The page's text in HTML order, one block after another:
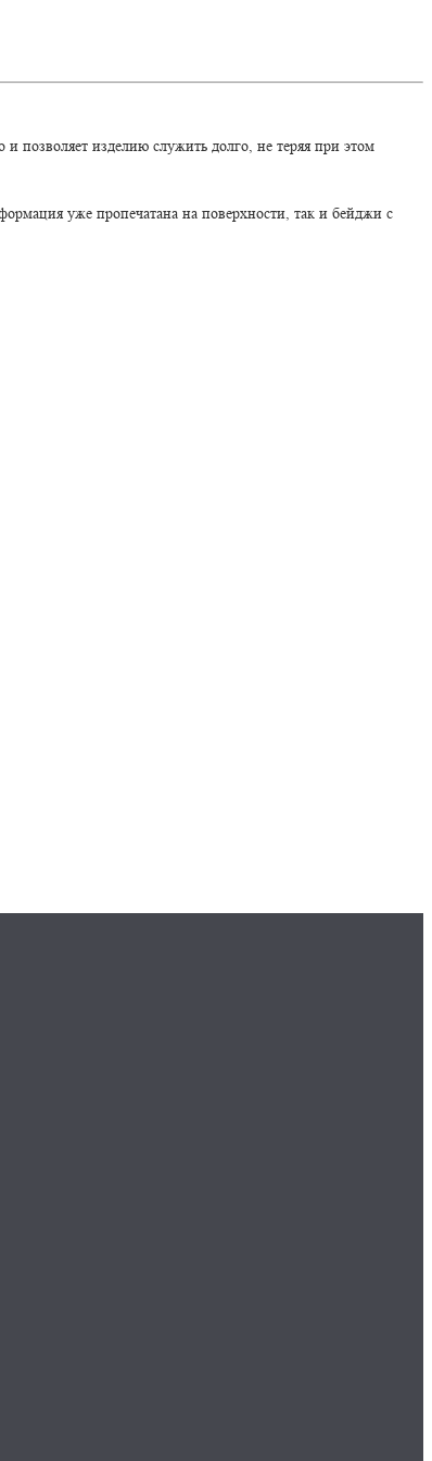
позволяет изделию служить долго, не теряя при этом
уже пропечатана на поверхности, так и бейджи с